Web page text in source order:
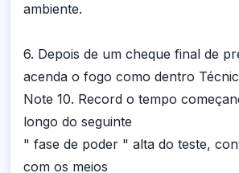
ambiente.
6. Depois de um cheque final de
acenda o fogo como dentro
Note 10. Record o tempo
longo do seguinte
" fase de poder " alta do teste,
com os meios